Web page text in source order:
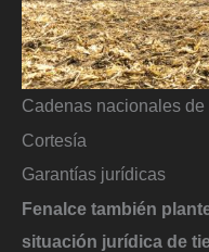
Cadenas nacionales de
Cortesía
Garantías jurídicas
Fenalce también
situación jurídica de